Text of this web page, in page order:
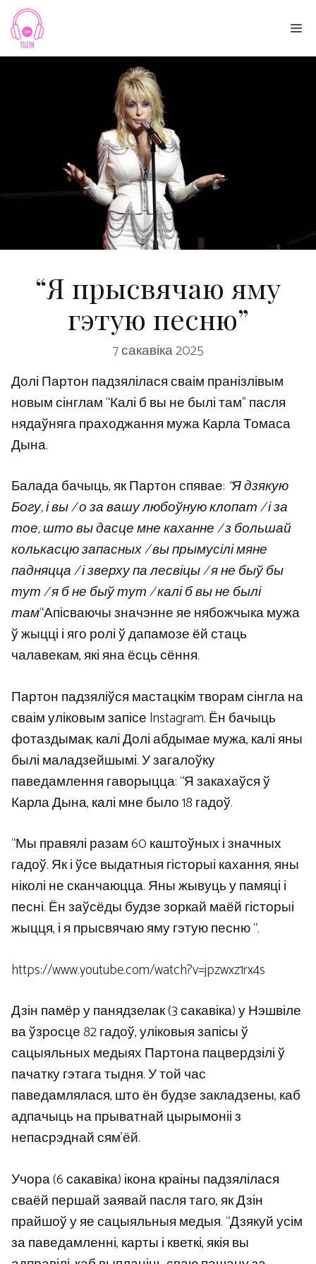
Skip
content
“Я прысвячаю яму
гэтую песню”
7 сакавіка 2025
Долі Партон падзялілася сваім пранізлівым
новым сінглам “Калі б вы не былі там” пасля
нядаўняга праходжання мужа Карла Томаса
Дына.
Балада бачыць, як Партон спявае: “Я дзякую
Богу, і вы / о за вашу любоўную клопат / і за
тое, што вы дасце мне каханне / з большай
колькасцю запасных / вы прымусілі мяне
падняцца / і зверху па лесвіцы / я не быў бы
тут / я б не быў тут / калі б вы не былі
там“Апісваючы значэнне яе нябожчыка мужа
ў жыцці і яго ролі ў дапамозе ёй стаць
чалавекам, які яна ёсць сёння.
Партон падзяліўся мастацкім творам сінгла на
сваім уліковым запісе Instagram. Ён бачыць
фотаздымак, калі Долі абдымае мужа, калі яны
былі маладзейшымі. У загалоўку
паведамлення гаворыцца: “Я закахаўся ў
Карла Дына, калі мне было 18 гадоў.
“Мы правялі разам 60 каштоўных і значных
гадоў. Як і ўсе выдатныя гісторыі кахання, яны
ніколі не сканчаюцца. Яны жывуць у памяці і
песні. Ён заўсёды будзе зоркай маёй гісторыі
жыцця, і я прысвячаю яму гэтую песню “.
https://www.youtube.com/watch?v=jpzwxz1rx4s
Дзін памёр у панядзелак (3 сакавіка) у Нэшвіле
ва ўзросце 82 гадоў, уліковыя запісы ў
сацыяльных медыях Партона пацвердзілі ў
пачатку гэтага тыдня. У той час
паведамлялася, што ён будзе закладзены, каб
адпачыць на прыватнай цырымоніі з
непасрэднай сям’ёй.
Учора (6 сакавіка) ікона краіны падзялілася
сваёй першай заявай пасля таго, як Дзін
прайшоў у яе сацыяльныя медыя. “Дзякуй усім
за паведамленні, карты і кветкі, якія вы